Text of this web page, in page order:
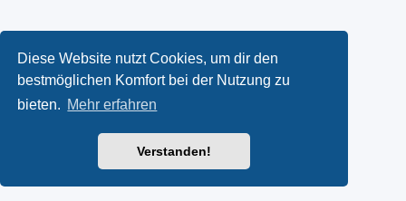
Diese Website nutzt Cookies, um dir den
bestmöglichen Komfort bei der Nutzung zu
bieten. Mehr erfahren
Verstanden!